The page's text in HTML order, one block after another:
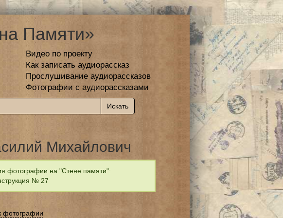
Памяти»
Видео по проекту
Как записать аудиорассказ
Прослушивание аудиорассказов
Фотографии с аудиорассказами
Михайлович
фотографии на "Стене памяти":
№ 27
фотографии